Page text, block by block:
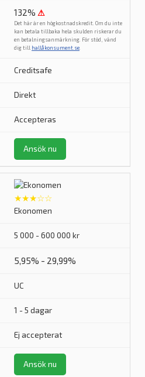
132% ⚠
Det här är en högkostnadskredit. Om du inte
kan betala tillbaka hela skulden riskerar du
en betalningsanmärkning. För stöd, vänd
dig till hallåkonsument.se
Creditsafe
Direkt
Accepteras
Ansök nu
★★★☆☆
Ekonomen
5 000 - 600 000 kr
5,95% - 29,99%
UC
1 - 5 dagar
Ej accepterat
Ansök nu